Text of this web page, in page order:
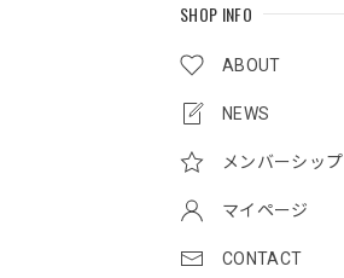
SHOP INFO
ABOUT
NEWS
メンバーシップ
マイページ
CONTACT